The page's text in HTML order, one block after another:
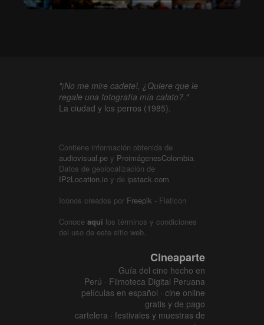
"¡No me mire cadete!, ¿Quiere que le
regale una fotografía mía calato?."
La ciudad y los perros (1985).
Contiene información obtenida de
audiovisual.pe y ProimágenesColombia.
Datos de geolocalización de
IP2Location.io y de ipstack.com
Iconos creados por Freepik - Flaticon
Conoce aquí los términos y condiciones
del uso de este sitio web.
Cineaparte
Guía del cine hecho en
Perú · Filmoteca Digital Peruana
películas en español · cine online
gratis y de pago
cartelera · festivales y muestras de